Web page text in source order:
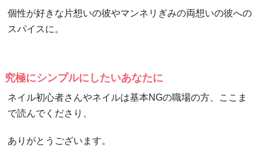
個性が好きな片想いの彼やマンネリぎみの両想いの彼への
スパイスに。
究極にシンプルにしたいあなたに
ネイル初心者さんやネイルは基本NGの職場の方、ここま
で読んでくださり、
ありがとうございます。